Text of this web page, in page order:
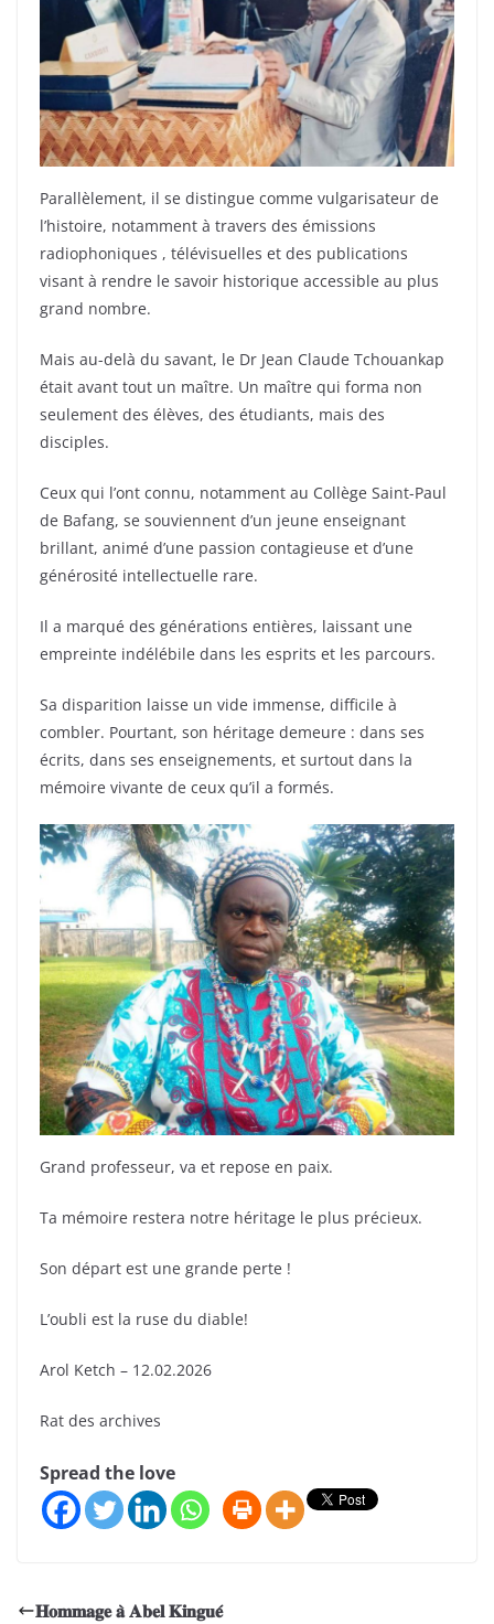
Parallèlement, il se distingue comme vulgarisateur de
l’histoire, notamment à travers des émissions
radiophoniques , télévisuelles et des publications
visant à rendre le savoir historique accessible au plus
grand nombre.
Mais au-delà du savant, le Dr Jean Claude Tchouankap
était avant tout un maître. Un maître qui forma non
seulement des élèves, des étudiants, mais des
disciples.
Ceux qui l’ont connu, notamment au Collège Saint-Paul
de Bafang, se souviennent d’un jeune enseignant
brillant, animé d’une passion contagieuse et d’une
générosité intellectuelle rare.
Il a marqué des générations entières, laissant une
empreinte indélébile dans les esprits et les parcours.
Sa disparition laisse un vide immense, difficile à
combler. Pourtant, son héritage demeure : dans ses
écrits, dans ses enseignements, et surtout dans la
mémoire vivante de ceux qu’il a formés.
Grand professeur, va et repose en paix.
Ta mémoire restera notre héritage le plus précieux.
Son départ est une grande perte !
L’oubli est la ruse du diable!
Arol Ketch – 12.02.2026
Rat des archives
Spread the love
𝐇𝐨𝐦𝐦𝐚𝐠𝐞 𝐚̀ 𝐀𝐛𝐞𝐥 𝐊𝐢𝐧𝐠𝐮𝐞́